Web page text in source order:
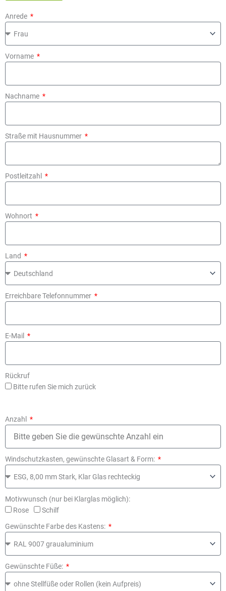
Anrede
Vorname
Nachname
Straße mit Hausnummer
Postleitzahl
Wohnort
Land
Erreichbare Telefonnummer
E-Mail
Rückruf
Bitte rufen Sie mich zurück
Anzahl
Windschutzkasten, gewünschte Glasart & Form:
Motivwunsch (nur bei Klarglas möglich):
Rose
Schilf
Gewünschte Farbe des Kastens:
Gewünschte Füße: